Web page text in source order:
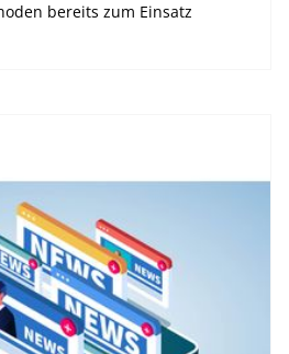
bereits zum Einsatz